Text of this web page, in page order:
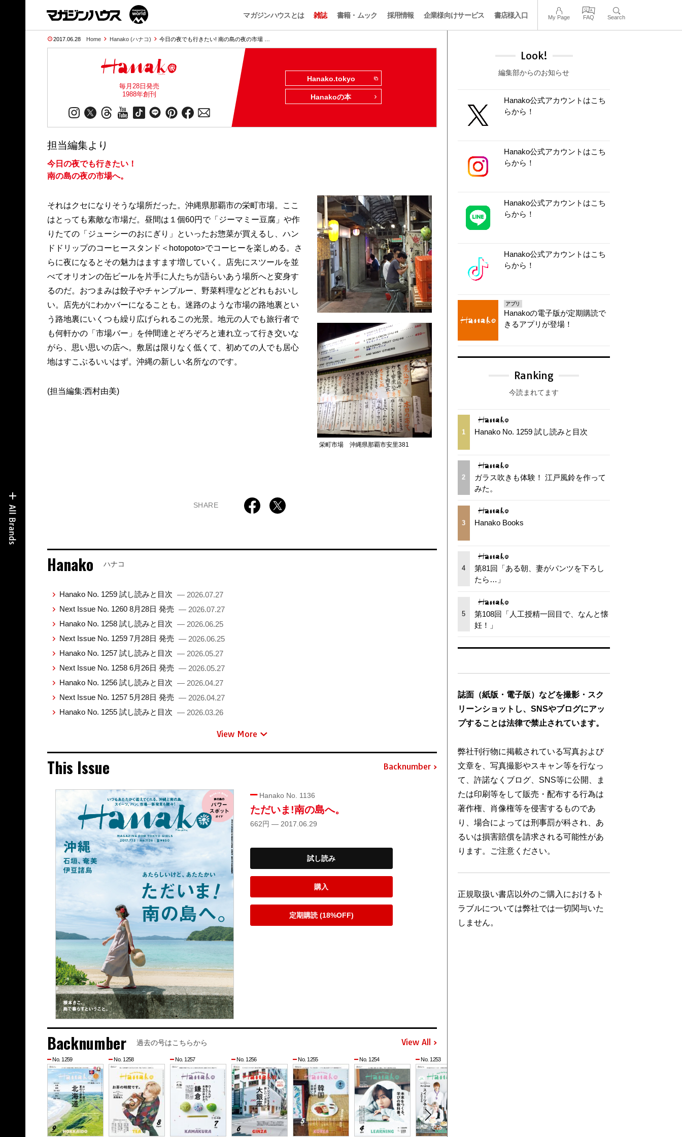
マガジンハウスとは 雑誌 書籍・ムック 採用情報 企業様向けサービス 書店様入口 My Page FAQ Search
2017.06.28 Home Hanako (ハナコ) 今日の夜でも行きたい! 南の島の夜の市場 …
毎月28日発売
1988年創刊
Hanako.tokyo
Hanakoの本
担当編集より
今日の夜でも行きたい！
南の島の夜の市場へ。
それはクセになりそうな場所だった。沖縄県那覇市の栄町市場。ここ
はとっても素敵な市場だ。昼間は１個60円で「ジーマミー豆腐」や作
りたての「ジューシーのおにぎり」といったお惣菜が買えるし、ハン
ドドリップのコーヒースタンド＜hotopoto>でコーヒーを楽しめる。さ
らに夜になるとその魅力はますます増していく。店先にスツールを並
べてオリオンの缶ビールを片手に人たちが語らいあう場所へと変身す
るのだ。おつまみは餃子やチャンプルー、野菜料理などどれもおいし
い。店先がにわかバーになることも。迷路のような市場の路地裏とい
う路地裏にいくつも繰り広げられるこの光景。地元の人でも旅行者で
も何軒かの「市場バー」を仲間達とぞろぞろと連れ立って行き交いな
がら、思い思いの店へ。敷居は限りなく低くて、初めての人でも居心
地はすこぶるいいはず。沖縄の新しい名所なのです。
(担当編集:西村由美)
栄町市場 沖縄県那覇市安里381
SHARE
Hanako ハナコ
Hanako No. 1259 試し読みと目次 — 2026.07.27
Next Issue No. 1260 8月28日 発売 — 2026.07.27
Hanako No. 1258 試し読みと目次 — 2026.06.25
Next Issue No. 1259 7月28日 発売 — 2026.06.25
Hanako No. 1257 試し読みと目次 — 2026.05.27
Next Issue No. 1258 6月26日 発売 — 2026.05.27
Hanako No. 1256 試し読みと目次 — 2026.04.27
Next Issue No. 1257 5月28日 発売 — 2026.04.27
Hanako No. 1255 試し読みと目次 — 2026.03.26
View More
This Issue Backnumber
Hanako No. 1136
ただいま!南の島へ。
662円 — 2017.06.29
試し読み
購入
定期購読 (18%OFF)
Backnumber 過去の号はこちらから View All
No. 1259 No. 1258 No. 1257 No. 1256 No. 1255 No. 1254 No. 1253
Look!
編集部からのお知らせ
Hanako公式アカウントはこち
らから！
Hanako公式アカウントはこち
らから！
Hanako公式アカウントはこち
らから！
Hanako公式アカウントはこち
らから！
アプリ
Hanakoの電子版が定期購読で
きるアプリが登場！
Ranking
今読まれてます
1 Hanako No. 1259 試し読みと目次
2
ガラス吹きも体験！ 江戸風鈴を作って
みた。
3 Hanako Books
4
第81回「ある朝、妻がパンツを下ろし
たら…」
5
第108回「人工授精一回目で、なんと懐
妊！」
誌面（紙版・電子版）などを撮影・スク
リーンショットし、SNSやブログにアッ
プすることは法律で禁止されています。
弊社刊行物に掲載されている写真および
文章を、写真撮影やスキャン等を行なっ
て、許諾なくブログ、SNS等に公開、ま
たは印刷等をして販売・配布する行為は
著作権、肖像権等を侵害するものであ
り、場合によっては刑事罰が科され、あ
るいは損害賠償を請求される可能性があ
ります。ご注意ください。
正規取扱い書店以外のご購入におけるト
ラブルについては弊社では一切関与いた
しません。